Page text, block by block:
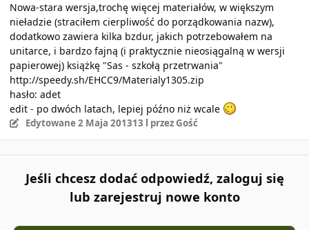
Nowa-stara wersja,trochę więcej materiałów, w większym
nieładzie (straciłem cierpliwość do porządkowania nazw),
dodatkowo zawiera kilka bzdur, jakich potrzebowałem na
unitarce, i bardzo fajną (i praktycznie nieosiągalną w wersji
papierowej) książkę "Sas - szkołą przetrwania"
http://speedy.sh/EHCC9/Materialy1305.zip
hasło: adet
edit - po dwóch latach, lepiej późno niż wcale
Edytowane2 Maja 201313 l przez Gość
Jeśli chcesz dodać odpowiedź, zaloguj się
lub zarejestruj nowe konto